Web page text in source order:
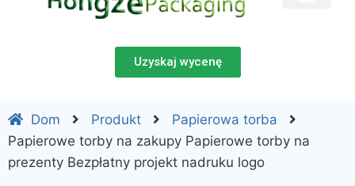
Uzyskaj wycenę
Dom Produkt
Papierowa torba
Papierowe torby na zakupy Papierowe torby na
prezenty Bezpłatny projekt nadruku logo